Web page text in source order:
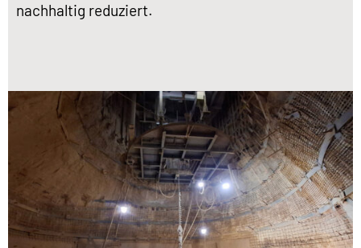
nachhaltig reduziert.